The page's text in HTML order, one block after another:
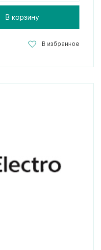
В корзину
В избранное